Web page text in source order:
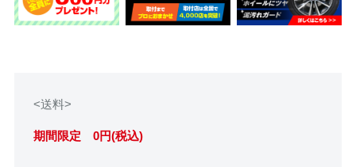
<送料>
期間限定 0円(税込)